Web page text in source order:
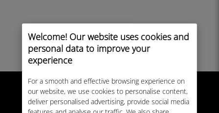
Welcome! Our website uses cookies and
personal data to improve your
experience
For a smooth and effective browsing experience on
our website, we use cookies to personalise content,
deliver personalised advertising, provide social media